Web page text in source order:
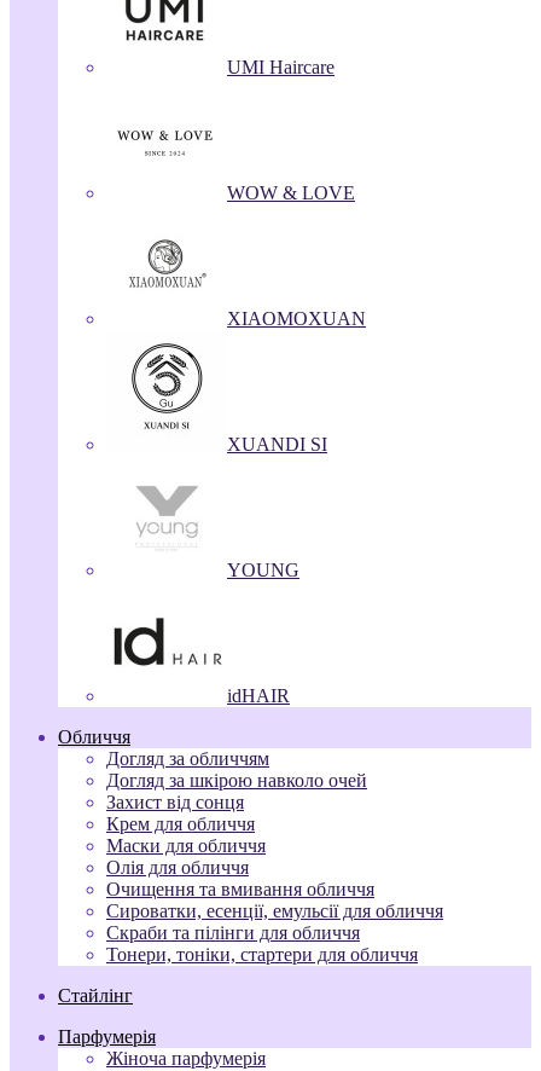
UMI Haircare
WOW & LOVE
XIAOMOXUAN
XUANDI SI
YOUNG
idHAIR
Обличчя
Догляд за обличчям
Догляд за шкірою навколо очей
Захист від сонця
Крем для обличчя
Маски для обличчя
Олія для обличчя
Очищення та вмивання обличчя
Сироватки, есенції, емульсії для обличчя
Скраби та пілінги для обличчя
Тонери, тоніки, стартери для обличчя
Стайлінг
Парфумерія
Жіноча парфумерія